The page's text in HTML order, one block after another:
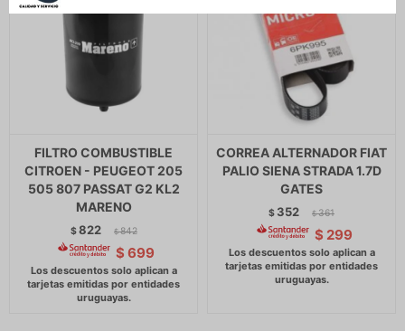
FILTRO COMBUSTIBLE
CITROEN - PEUGEOT 205
505 807 PASSAT G2 KL2
MARENO
$822 $ 842
$ 699
CORREA ALTERNADOR FIAT
PALIO SIENA STRADA 1.7D
GATES
$ 352 $ 361
$ 299